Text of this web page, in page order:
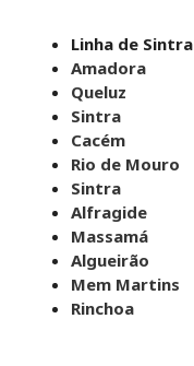
Linha de Sintra
Amadora
Queluz
Sintra
Cacém
Rio de Mouro
Sintra
Alfragide
Massamá
Algueirão
Mem Martins
Rinchoa